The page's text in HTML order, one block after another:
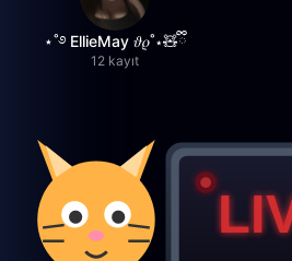
⋆˚࿔ EllieMay 𝜗𝜚˚⋆🧸ྀི
12 kayıt